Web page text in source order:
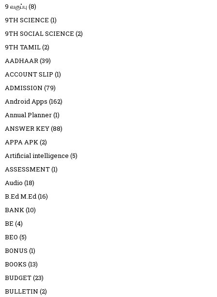
9 வகுப்பு (8)
9TH SCIENCE (1)
9TH SOCIAL SCIENCE (2)
9TH TAMIL(2)
AADHAAR(39)
ACCOUNT SLIP (1)
ADMISSION (79)
Android Apps (162)
Annual Planner(1)
ANSWER KEY(88)
APPA APK(2)
Artificial intelligence (5)
ASSESSMENT(1)
Audio (18)
B.Ed M.Ed(16)
BANK(10)
BE (4)
BEO (5)
BONUS (1)
BOOKS (13)
BUDGET(23)
BULLETIN (2)